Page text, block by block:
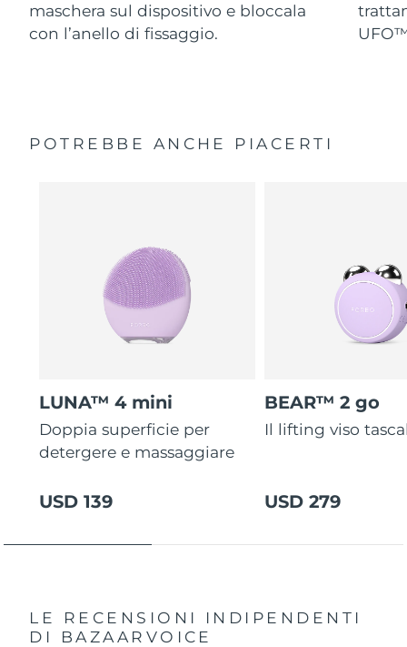
maschera sul dispositivo e bloccala
con l’anello di fissaggio.
POTREBBE ANCHE PIACERTI
LUNA™ 4 mini
Doppia superficie per
detergere e massaggiare
USD 139
BEAR™ 2 go
Il lifting viso
USD 279
LE RECENSIONI INDIPENDENTI
DI BAZAARVOICE